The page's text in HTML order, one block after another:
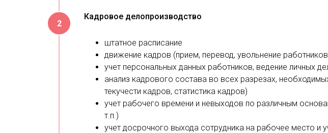
Кадровое делопроизводство
штатное расписание
движение кадров (прием, перевод, увольнение
учет персональных данных работников, ведение личных
анализ кадрового состава во всех разрезах,
текучести кадров, статистика кадров)
учет рабочего времени и невыходов по различным
т.п.)
учет досрочного выхода сотрудника на рабочее место и